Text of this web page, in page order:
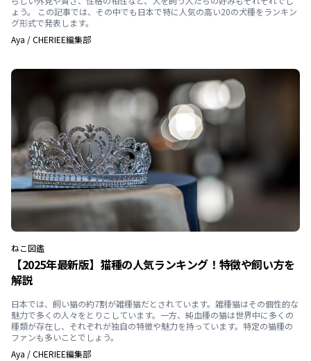
ょう。 この記事では、その中でも日本で特に人気の高い20の犬種をランキン
グ形式で発表します。
Aya /CHERIEE編集部
ねこ図鑑
【2025年最新版】猫種の人気ランキング！特徴や飼い方を
解説
日本では、飼い猫の約7割が雑種猫だとされています。雑種猫はその個性的な
魅力で多くの人々をとりこしています。一方、純血種の猫は世界中に多くの
種類が存在し、それぞれが独自の特徴や魅力を持っています。特定の猫種の
ファンも多いことでしょう。
Aya /CHERIEE編集部